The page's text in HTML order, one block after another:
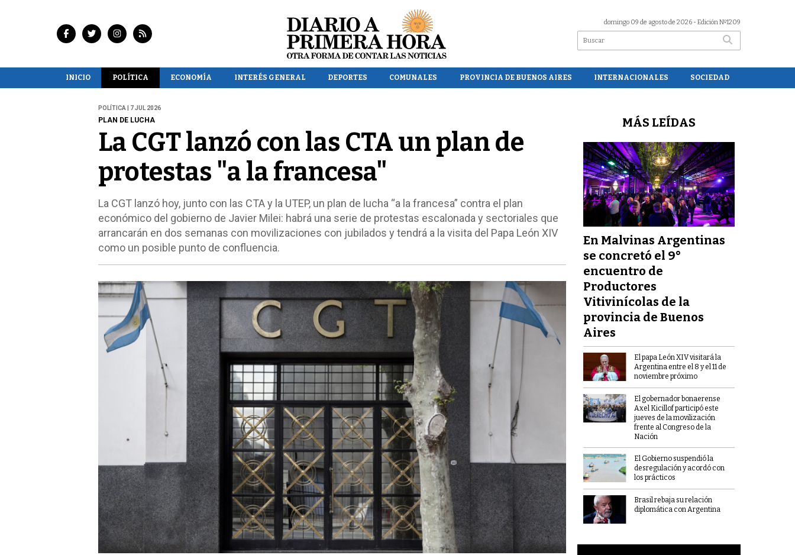
domingo 09 de agosto de 2026 - Edición Nº1209
INICIO POLÍTICA ECONOMÍA INTERÉS GENERAL DEPORTES COMUNALES PROVINCIA DE BUENOS AIRES INTERNACIONALES SOCIEDAD
POLÍTICA | 7 JUL 2026
PLAN DE LUCHA
La CGT lanzó con las CTA un plan de
protestas "a la francesa"
La CGT lanzó hoy, junto con las CTA y la UTEP, un plan de lucha “a la francesa” contra el plan
económico del gobierno de Javier Milei: habrá una serie de protestas escalonada y sectoriales que
arrancarán en dos semanas con movilizaciones con jubilados y tendrá a la visita del Papa León XIV
como un posible punto de confluencia.
MÁS LEÍDAS
En Malvinas Argentinas
se concretó el 9°
encuentro de
Productores
Vitivinícolas de la
provincia de Buenos
Aires
El papa León XIV visitará la
Argentina entre el 8 y el 11 de
noviembre próximo
El gobernador bonaerense
Axel Kicillof participó este
jueves de la movilización
frente al Congreso de la
Nación
El Gobierno suspendió la
desregulación y acordó con
los prácticos
Brasil rebaja su relación
diplomática con Argentina